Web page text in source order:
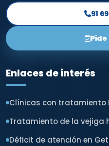
91
Enlaces de interés
Clínicas con tratamiento
Tratamiento de la vejiga
Déficit de atención en